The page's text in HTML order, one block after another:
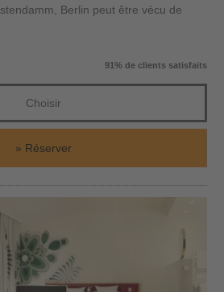
Berlin peut être vécu de
91% de clients satisfaits
Choisir
Réserver